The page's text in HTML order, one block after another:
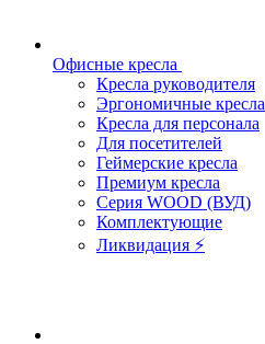
Офисные кресла
Кресла руководителя
Эргономичные кресла
Кресла для персонала
Для посетителей
Геймерские кресла
Премиум кресла
Серия WOOD (ВУД)
Комплектующие
Ликвидация ⚡